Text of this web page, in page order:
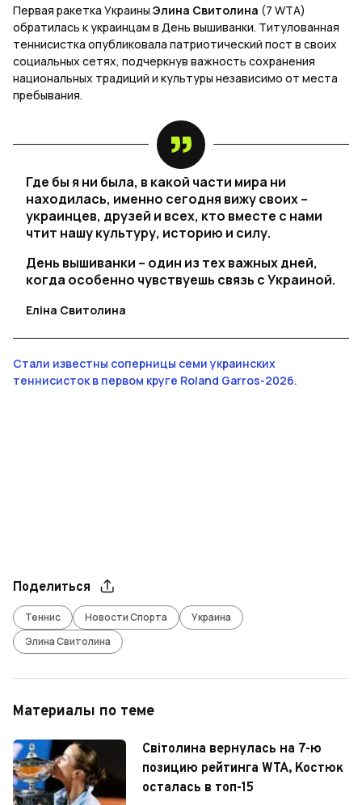
Первая ракетка Украины Элина Свитолина (7 WTA)
обратилась к украинцам в День вышиванки. Титулованная
теннисистка опубликовала патриотический пост в своих
социальных сетях, подчеркнув важность сохранения
национальных традиций и культуры независимо от места
пребывания.
Где бы я ни была, в какой части мира ни
находилась, именно сегодня вижу своих –
украинцев, друзей и всех, кто вместе с нами
чтит нашу культуру, историю и силу.
День вышиванки – один из тех важных дней,
когда особенно чувствуешь связь с Украиной.
Еліна Свитолина
Стали известны соперницы семи украинских
теннисисток в первом круге Roland Garros-2026.
Поделиться
Теннис Новости Спорта
Украина
Элина Свитолина
Материалы по теме
Світолина вернулась на 7-ю
позицию рейтинга WTA, Костюк
осталась в топ-15